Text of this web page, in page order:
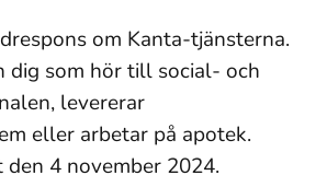
om Kanta-tjänsterna.
dig som hör till social- och
levererar
eller arbetar på apotek.
4 november 2024.